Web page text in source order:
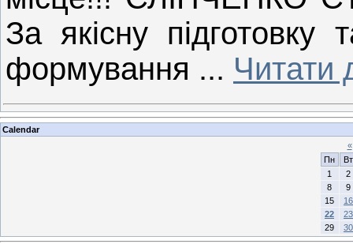
За якісну підготовку
формування ... Читати
Calendar
«
Пн
Вт
1
2
8
9
15
16
22
23
29
30